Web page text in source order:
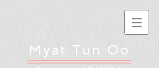
Myat Tun Oo